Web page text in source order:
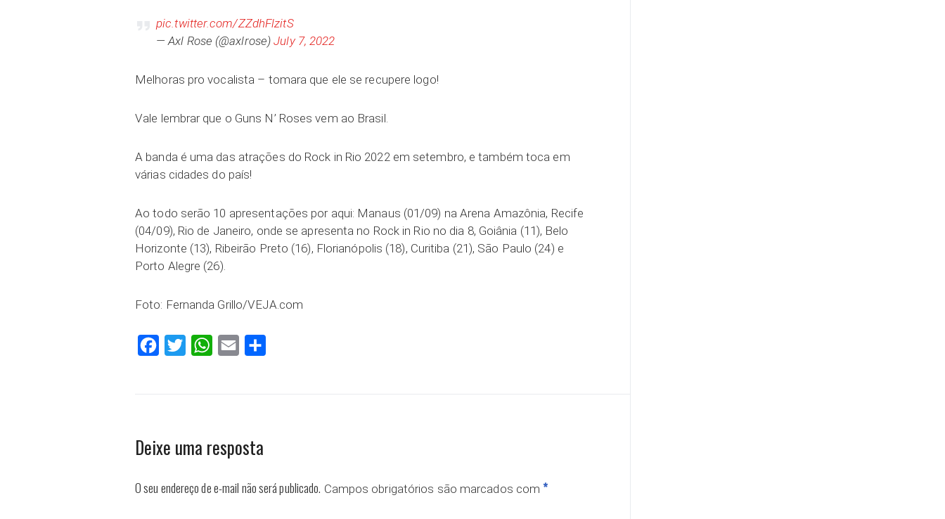
pic.twitter.com/ZZdhFlzitS
— Axl Rose (@axlrose)July 7, 2022
Melhoras pro vocalista – tomara que ele se recupere logo!
Vale lembrar que o Guns N’ Roses vem ao Brasil.
A banda é uma das atrações do Rock in Rio 2022 em setembro, e também toca em
várias cidades do país!
Ao todo serão 10 apresentações por aqui: Manaus (01/09) na Arena Amazônia, Recife
(04/09), Rio de Janeiro, onde se apresenta no Rock in Rio no dia 8, Goiânia (11), Belo
Horizonte (13), Ribeirão Preto (16), Florianópolis (18), Curitiba (21), São Paulo (24) e
Porto Alegre (26).
Foto: Fernanda Grillo/VEJA.com
FacebookTwitter WhatsAppEmail
Deixe uma resposta
O seu endereço de e-mail não será publicado. Campos obrigatórios são marcados com *